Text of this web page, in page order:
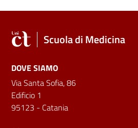
Scuola di Medicina
DOVE SIAMO
Via Santa Sofia, 86
Edificio 1
95123 - Catania